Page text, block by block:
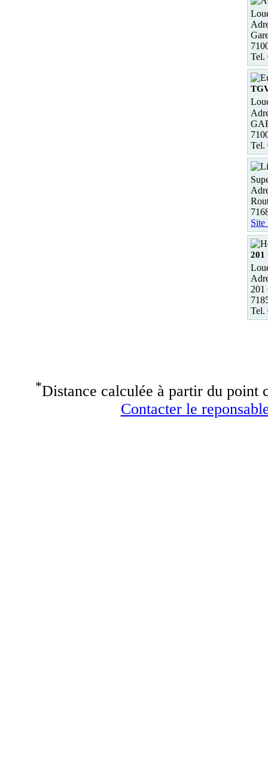
Tel.
Tel.
Site
201
201
Tel.
*Distance calculée à partir du point
Contacter le